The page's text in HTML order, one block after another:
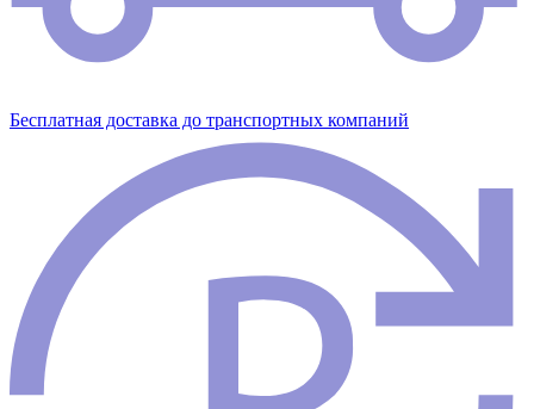
Бесплатная доставка до транспортных компаний